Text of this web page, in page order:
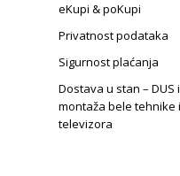
eKupi & poKupi
Privatnost podataka
Sigurnost plaćanja
Dostava u stan – DUS i
montaža bele tehnike i
televizora